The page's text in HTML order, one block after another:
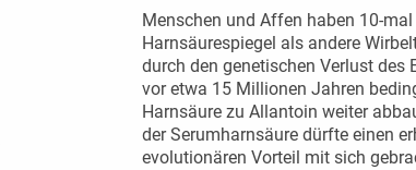
Menschen und Affen haben 10-mal
Harnsäurespiegel als andere
durch den genetischen Verlust des
vor etwa 15 Millionen Jahren
Harnsäure zu Allantoin weiter
der Serumharnsäure dürfte einen
evolutionären Vorteil mit sich